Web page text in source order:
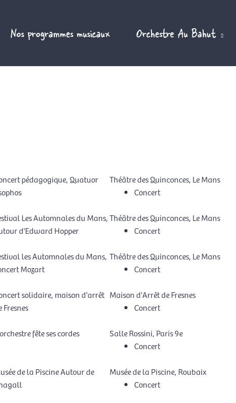
Nos programmes musicaux Orchestre Au Bahut
pédagogique, Quatuor
Théâtre des Quinconces, Le Mans
Concert
Les Automnales du Mans,
d'Edward Hopper
Théâtre des Quinconces, Le Mans
Concert
les Automnales du Mans,
Mozart
Théâtre des Quinconces, Le Mans
Concert
solidaire, maison d'arrêt
Fresnes
Maison d'Arrêt de Fresnes
Concert
fête ses cordes
Salle Rossini, Paris 9e
Concert
de la Piscine Autour de
Musée de la Piscine, Roubaix
Concert